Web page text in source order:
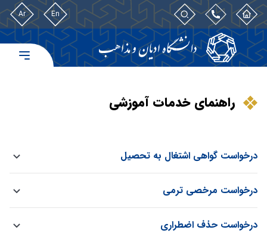
En
Ar
راهنمای خدمات آموزشی
‌درخواست گواهی اشتغال به تحصیل
درخواست مرخصی ترمی
درخواست حذف اضطراری